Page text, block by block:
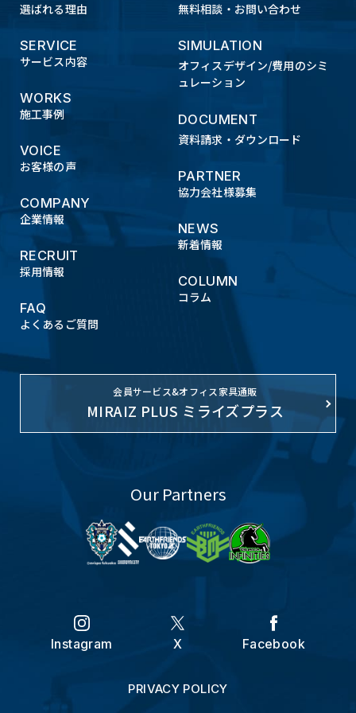
選ばれる理由
SERVICE
サービス内容
WORKS
施工事例
VOICE
お客様の声
COMPANY
企業情報
RECRUIT
採用情報
FAQ
よくあるご質問
無料相談・お問い合わせ
SIMULATION
オフィスデザイン/費用のシミ
ュレーション
DOCUMENT
資料請求・ダウンロード
PARTNER
協力会社様募集
NEWS
新着情報
COLUMN
コラム
会員サービス&オフィス家具通販
MIRAIZ PLUS ミライズプラス
Our Partners
Instagram X Facebook
PRIVACY POLICY